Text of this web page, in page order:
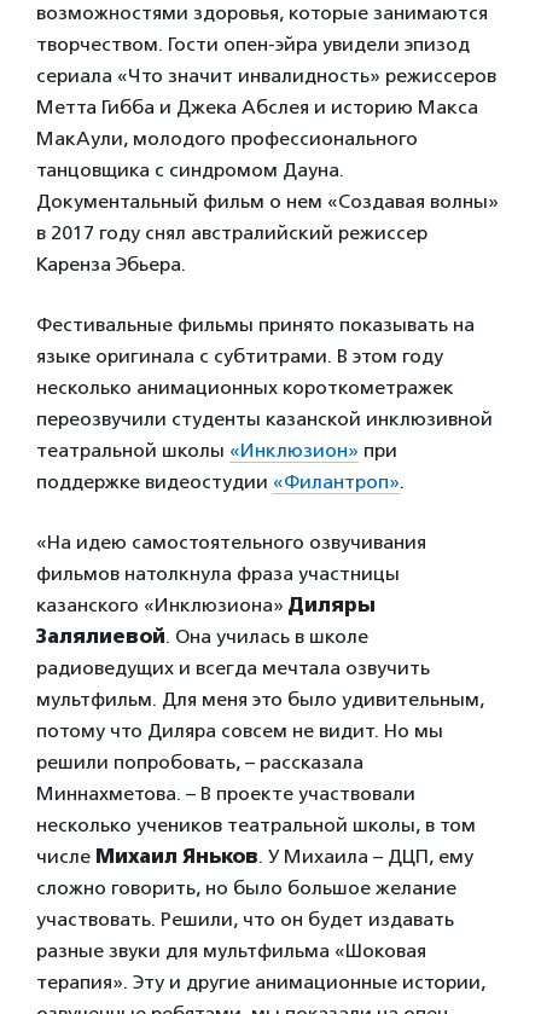
возможностями здоровья, которые занимаются
творчеством. Гости опен-эйра увидели эпизод
сериала «Что значит инвалидность» режиссеров
Метта Гибба и Джека Абслея и историю Макса
МакАули, молодого профессионального
танцовщика с синдромом Дауна.
Документальный фильм о нем «Создавая волны»
в 2017 году снял австралийский режиссер
Каренза Эбьера.
Фестивальные фильмы принято показывать на
языке оригинала с субтитрами. В этом году
несколько анимационных короткометражек
переозвучили студенты казанской инклюзивной
театральной школы «Инклюзион» при
поддержке видеостудии «Филантроп».
«На идею самостоятельного озвучивания
фильмов натолкнула фраза участницы
казанского «Инклюзиона» Диляры
Залялиевой. Она училась в школе
радиоведущих и всегда мечтала озвучить
мультфильм. Для меня это было удивительным,
потому что Диляра совсем не видит. Но мы
решили попробовать, – рассказала
Миннахметова. – В проекте участвовали
несколько учеников театральной школы, в том
числе Михаил Яньков. У Михаила – ДЦП, ему
сложно говорить, но было большое желание
участвовать. Решили, что он будет издавать
разные звуки для мультфильма «Шоковая
терапия». Эту и другие анимационные истории,